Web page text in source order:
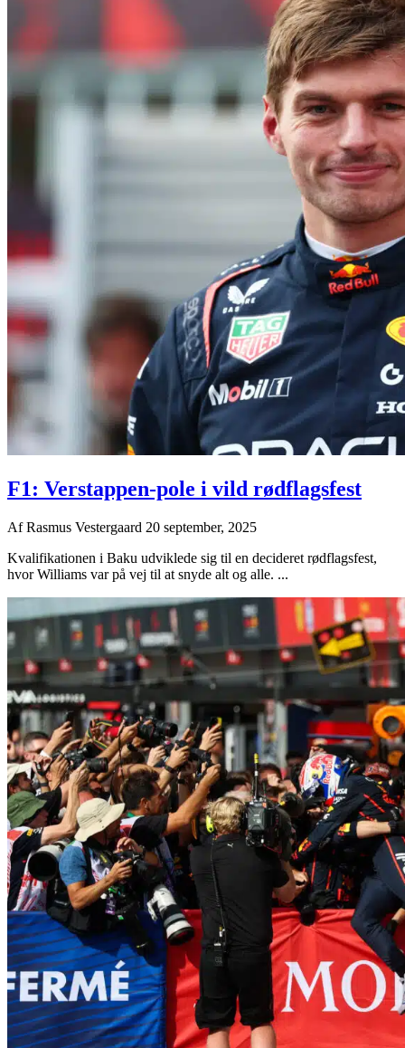
F1: Verstappen-pole i vild rødflagsfest
AfRasmus Vestergaard 20 september, 2025
Kvalifikationen i Baku udviklede sig til en decideret rødflagsfest,
hvor Williams var på vej til at snyde alt og alle. ...